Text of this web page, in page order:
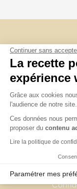
Continuer sans
La recette
expérience
Grâce aux cookies
l'audience de notre site.
Ces données nous
proposer du contenu
Lire la politique de
Paramétrer mes